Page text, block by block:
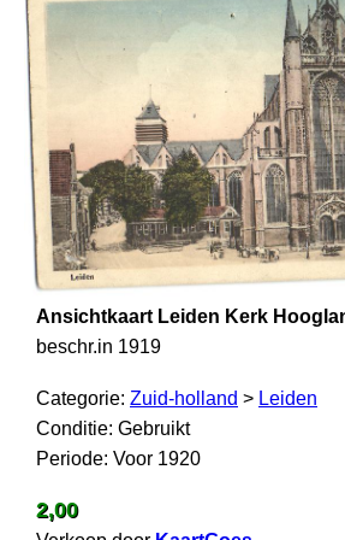
Ansichtkaart Leiden Kerk
beschr.in 1919
Categorie: Zuid-holland > Leiden
Conditie: Gebruikt
Periode: Voor 1920
2,00